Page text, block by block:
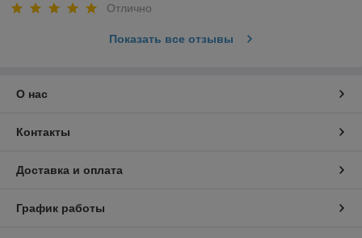
Отлично
Показать все отзывы
О нас
Контакты
Доставка и оплата
График работы